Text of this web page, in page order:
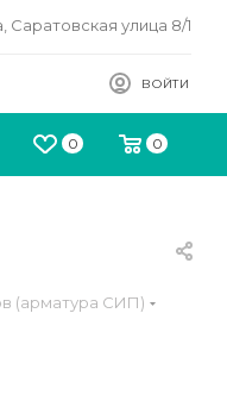
Саратовская улица 8/1
ВОЙТИ
0 0
(арматура СИП)